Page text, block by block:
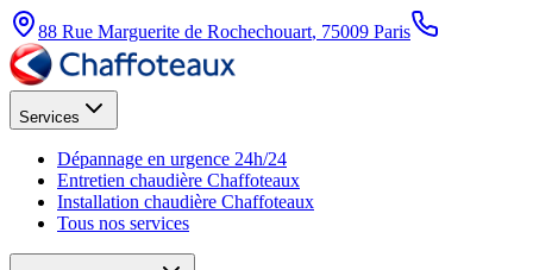
88 Rue Marguerite de Rochechouart, 75009 Paris
Services
Dépannage en urgence 24h/24
Entretien chaudière Chaffoteaux
Installation chaudière Chaffoteaux
Tous nos services